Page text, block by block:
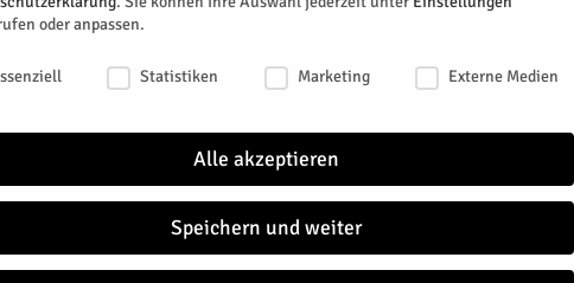
Kino allen Ehrenamtlichen Danke sagen und
oder anpassen.
Statistiken Marketing Externe Medien
Alle akzeptieren
Speichern und weiter